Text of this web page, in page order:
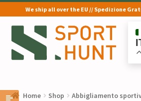
We ship all over the EU // Spedizione
Vai
alla
navigazione
Vai
al
contenuto
Home Shop Abbigliamento